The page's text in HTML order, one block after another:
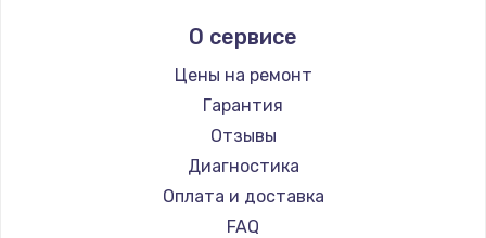
Ремонт ноутбуков Predator
Ремонт ноутбуков iru
Ремонт ноутбуков Machenike
Ремонт ноутбуков DEXP
Ремонт ноутбуков Teclast
Ремонт ноутбуков CHUWI
Ремонт ноутбуков Colorful
Aquarius
Gigabyte
Aorus
Maibenben
Getac
Epson
Philips
О сервисе
Цены на ремонт
Гарантия
Отзывы
Диагностика
Оплата и доставка
FAQ